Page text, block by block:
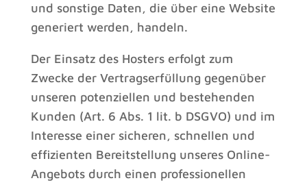
und sonstige Daten, die über eine Website
generiert werden, handeln.
Der Einsatz des Hosters erfolgt zum
Zwecke der Vertragserfüllung gegenüber
unseren potenziellen und bestehenden
Kunden (Art. 6 Abs. 1 lit. b DSGVO) und im
Interesse einer sicheren, schnellen und
effizienten Bereitstellung unseres Online-
Angebots durch einen professionellen